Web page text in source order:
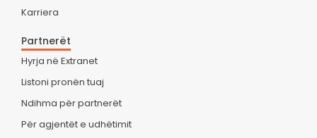
Karriera
Partnerët
Hyrja në Extranet
Listoni pronën tuaj
Ndihma për partnerët
Për agjentët e udhëtimit